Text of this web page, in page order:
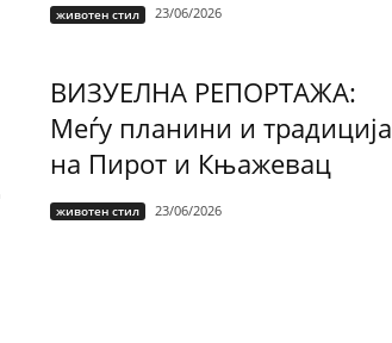
животен стил 23/06/2026
ВИЗУЕЛНА РЕПОРТАЖА:
Меѓу планини и традиција
на Пирот и Књажевац
животен стил 23/06/2026